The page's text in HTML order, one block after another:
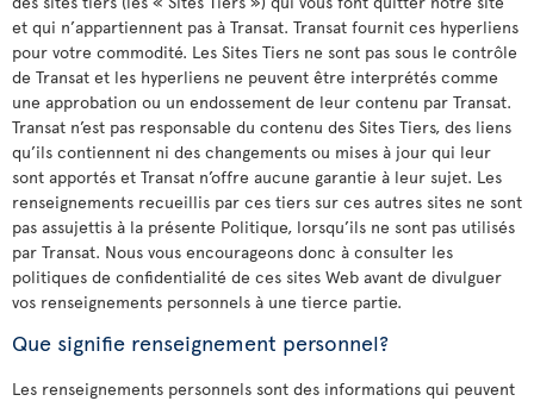
et qui n’appartiennent pas à Transat. Transat fournit ces hyperliens
pour votre commodité. Les Sites Tiers ne sont pas sous le contrôle
de Transat et les hyperliens ne peuvent être interprétés comme
une approbation ou un endossement de leur contenu par Transat.
Transat n’est pas responsable du contenu des Sites Tiers, des liens
qu’ils contiennent ni des changements ou mises à jour qui leur
sont apportés et Transat n’offre aucune garantie à leur sujet. Les
renseignements recueillis par ces tiers sur ces autres sites ne sont
pas assujettis à la présente Politique, lorsqu’ils ne sont pas utilisés
par Transat. Nous vous encourageons donc à consulter les
politiques de confidentialité de ces sites Web avant de divulguer
vos renseignements personnels à une tierce partie.
Que signifie renseignement personnel?
Les renseignements personnels sont des informations qui peuvent